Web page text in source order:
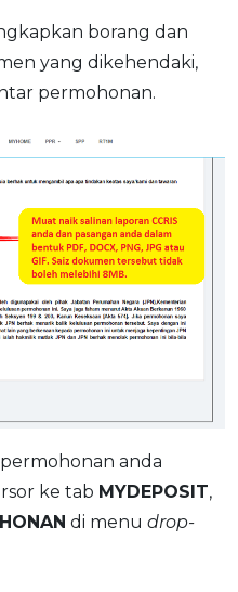
borang dan
yang dikehendaki,
permohonan.
anda
ke tab MYDEPOSIT,
di menu drop-